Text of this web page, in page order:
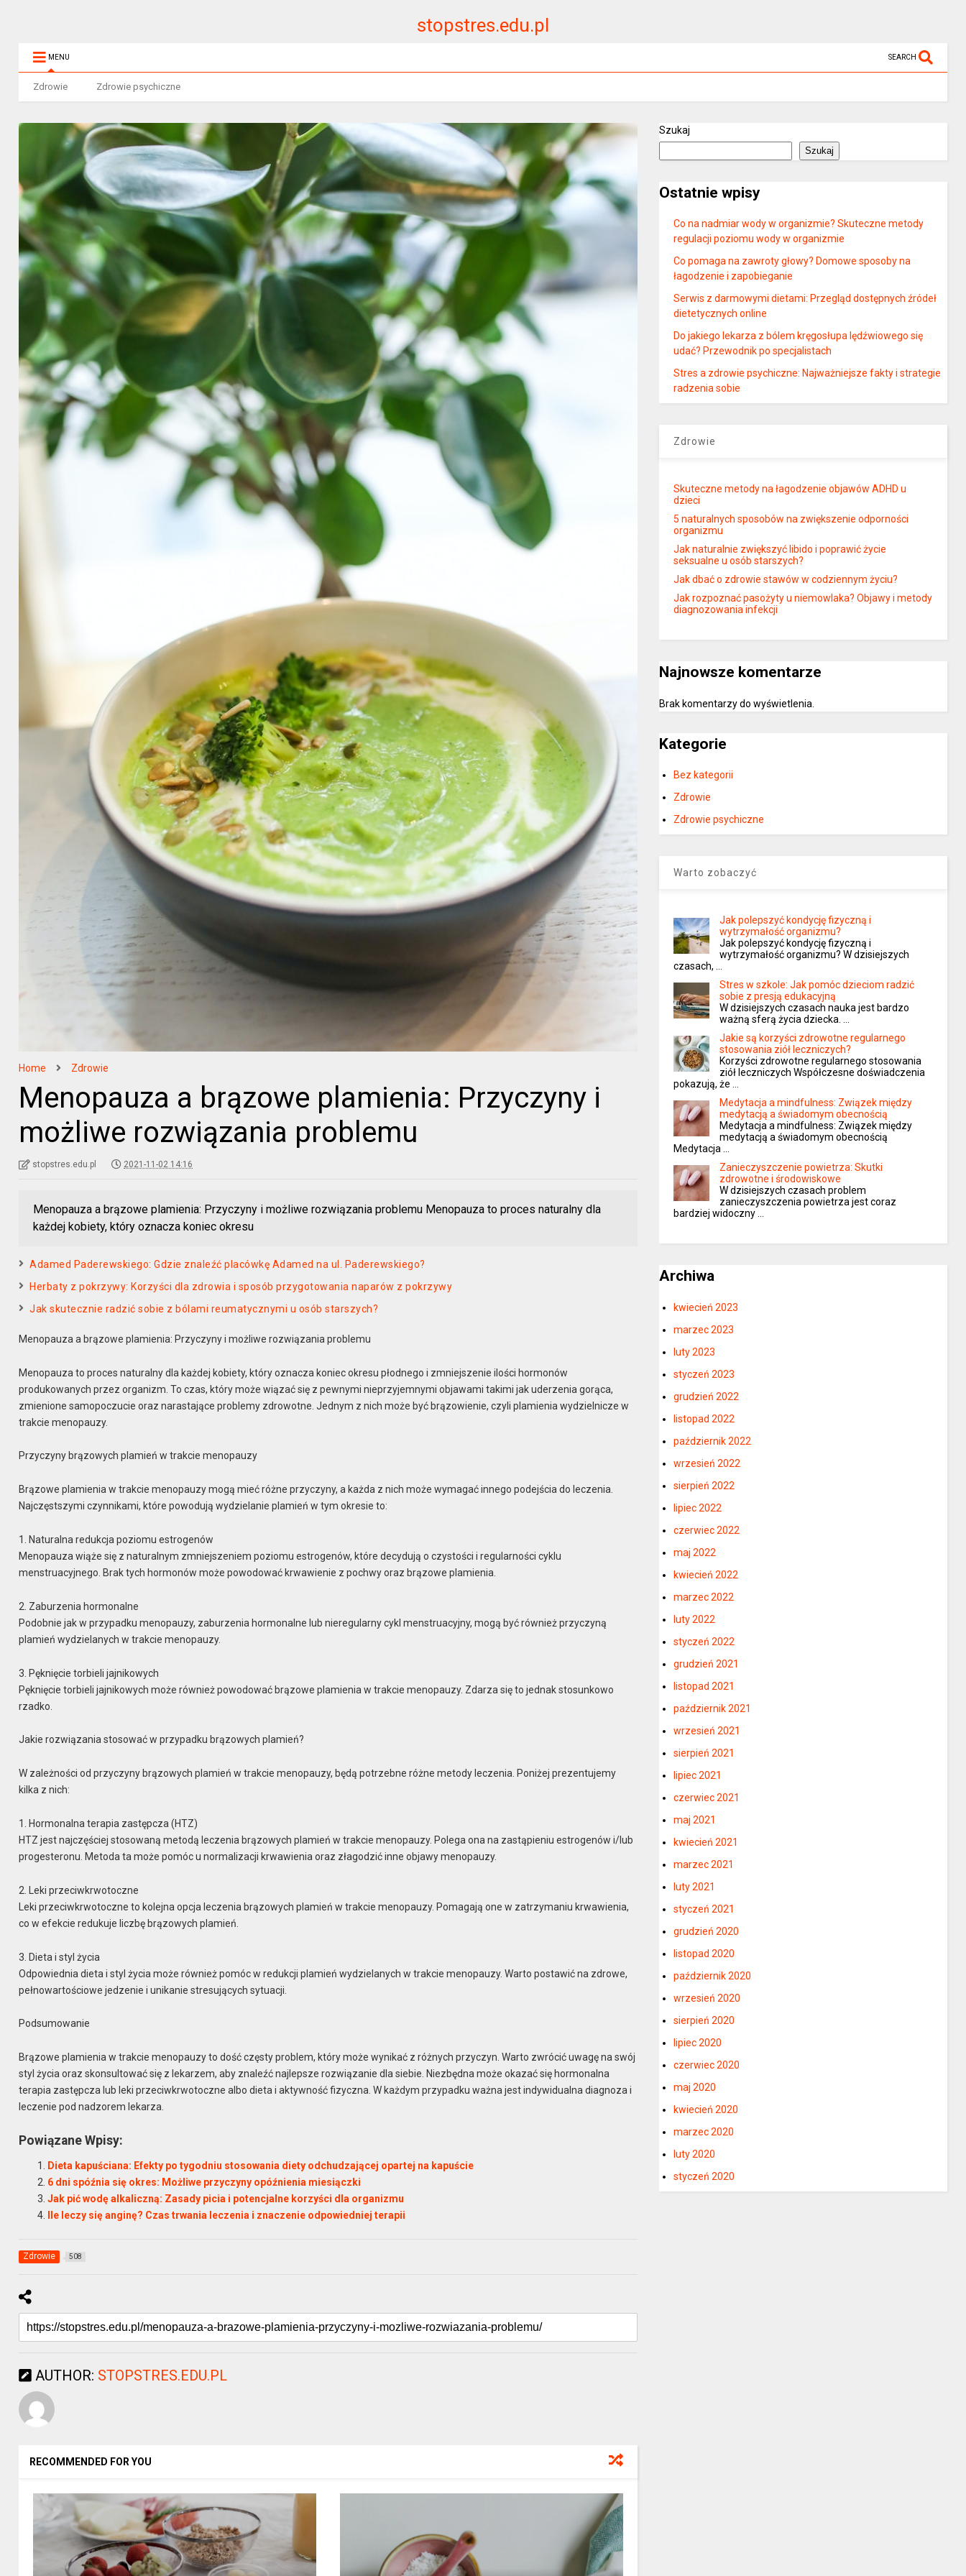
stopstres.edu.pl
MENU SEARCH
Zdrowie Zdrowie psychiczne
Home Zdrowie
Menopauza a brązowe plamienia: Przyczyny i
możliwe rozwiązania problemu
stopstres.edu.pl 2021-11-02 14:16
Menopauza a brązowe plamienia: Przyczyny i możliwe rozwiązania problemu Menopauza to proces naturalny dla
każdej kobiety, który oznacza koniec okresu
Adamed Paderewskiego: Gdzie znaleźć placówkę Adamed na ul. Paderewskiego?
Herbaty z pokrzywy: Korzyści dla zdrowia i sposób przygotowania naparów z pokrzywy
Jak skutecznie radzić sobie z bólami reumatycznymi u osób starszych?
Menopauza a brązowe plamienia: Przyczyny i możliwe rozwiązania problemu
Menopauza to proces naturalny dla każdej kobiety, który oznacza koniec okresu płodnego i zmniejszenie ilości hormonów
produkowanych przez organizm. To czas, który może wiązać się z pewnymi nieprzyjemnymi objawami takimi jak uderzenia gorąca,
zmienione samopoczucie oraz narastające problemy zdrowotne. Jednym z nich może być brązowienie, czyli plamienia wydzielnicze w
trakcie menopauzy.
Przyczyny brązowych plamień w trakcie menopauzy
Brązowe plamienia w trakcie menopauzy mogą mieć różne przyczyny, a każda z nich może wymagać innego podejścia do leczenia.
Najczęstszymi czynnikami, które powodują wydzielanie plamień w tym okresie to:
1. Naturalna redukcja poziomu estrogenów
Menopauza wiąże się z naturalnym zmniejszeniem poziomu estrogenów, które decydują o czystości i regularności cyklu
menstruacyjnego. Brak tych hormonów może powodować krwawienie z pochwy oraz brązowe plamienia.
2. Zaburzenia hormonalne
Podobnie jak w przypadku menopauzy, zaburzenia hormonalne lub nieregularny cykl menstruacyjny, mogą być również przyczyną
plamień wydzielanych w trakcie menopauzy.
3. Pęknięcie torbieli jajnikowych
Pęknięcie torbieli jajnikowych może również powodować brązowe plamienia w trakcie menopauzy. Zdarza się to jednak stosunkowo
rzadko.
Jakie rozwiązania stosować w przypadku brązowych plamień?
W zależności od przyczyny brązowych plamień w trakcie menopauzy, będą potrzebne różne metody leczenia. Poniżej prezentujemy
kilka z nich:
1. Hormonalna terapia zastępcza (HTZ)
HTZ jest najczęściej stosowaną metodą leczenia brązowych plamień w trakcie menopauzy. Polega ona na zastąpieniu estrogenów i/lub
progesteronu. Metoda ta może pomóc u normalizacji krwawienia oraz złagodzić inne objawy menopauzy.
2. Leki przeciwkrwotoczne
Leki przeciwkrwotoczne to kolejna opcja leczenia brązowych plamień w trakcie menopauzy. Pomagają one w zatrzymaniu krwawienia,
co w efekcie redukuje liczbę brązowych plamień.
3. Dieta i styl życia
Odpowiednia dieta i styl życia może również pomóc w redukcji plamień wydzielanych w trakcie menopauzy. Warto postawić na zdrowe,
pełnowartościowe jedzenie i unikanie stresujących sytuacji.
Podsumowanie
Brązowe plamienia w trakcie menopauzy to dość częsty problem, który może wynikać z różnych przyczyn. Warto zwrócić uwagę na swój
styl życia oraz skonsultować się z lekarzem, aby znaleźć najlepsze rozwiązanie dla siebie. Niezbędna może okazać się hormonalna
terapia zastępcza lub leki przeciwkrwotoczne albo dieta i aktywność fizyczna. W każdym przypadku ważna jest indywidualna diagnoza i
leczenie pod nadzorem lekarza.
Powiązane Wpisy:
Dieta kapuściana: Efekty po tygodniu stosowania diety odchudzającej opartej na kapuście
6 dni spóźnia się okres: Możliwe przyczyny opóźnienia miesiączki
Jak pić wodę alkaliczną: Zasady picia i potencjalne korzyści dla organizmu
Ile leczy się anginę? Czas trwania leczenia i znaczenie odpowiedniej terapii
Zdrowie 508
AUTHOR: STOPSTRES.EDU.PL
RECOMMENDED FOR YOU
Szukaj
Szukaj
Ostatnie wpisy
Co na nadmiar wody w organizmie? Skuteczne metody
regulacji poziomu wody w organizmie
Co pomaga na zawroty głowy? Domowe sposoby na
łagodzenie i zapobieganie
Serwis z darmowymi dietami: Przegląd dostępnych źródeł
dietetycznych online
Do jakiego lekarza z bólem kręgosłupa lędźwiowego się
udać? Przewodnik po specjalistach
Stres a zdrowie psychiczne: Najważniejsze fakty i strategie
radzenia sobie
Zdrowie
Skuteczne metody na łagodzenie objawów ADHD u
dzieci
5 naturalnych sposobów na zwiększenie odporności
organizmu
Jak naturalnie zwiększyć libido i poprawić życie
seksualne u osób starszych?
Jak dbać o zdrowie stawów w codziennym życiu?
Jak rozpoznać pasożyty u niemowlaka? Objawy i metody
diagnozowania infekcji
Najnowsze komentarze
Brak komentarzy do wyświetlenia.
Kategorie
Bez kategorii
Zdrowie
Zdrowie psychiczne
Warto zobaczyć
Jak polepszyć kondycję fizyczną i
wytrzymałość organizmu?
Jak polepszyć kondycję fizyczną i
wytrzymałość organizmu? W dzisiejszych
czasach, …
Stres w szkole: Jak pomóc dzieciom radzić
sobie z presją edukacyjną
W dzisiejszych czasach nauka jest bardzo
ważną sferą życia dziecka. …
Jakie są korzyści zdrowotne regularnego
stosowania ziół leczniczych?
Korzyści zdrowotne regularnego stosowania
ziół leczniczych Współczesne doświadczenia
pokazują, że …
Medytacja a mindfulness: Związek między
medytacją a świadomym obecnością
Medytacja a mindfulness: Związek między
medytacją a świadomym obecnością
Medytacja …
Zanieczyszczenie powietrza: Skutki
zdrowotne i środowiskowe
W dzisiejszych czasach problem
zanieczyszczenia powietrza jest coraz
bardziej widoczny …
Archiwa
kwiecień 2023
marzec 2023
luty 2023
styczeń 2023
grudzień 2022
listopad 2022
październik 2022
wrzesień 2022
sierpień 2022
lipiec 2022
czerwiec 2022
maj 2022
kwiecień 2022
marzec 2022
luty 2022
styczeń 2022
grudzień 2021
listopad 2021
październik 2021
wrzesień 2021
sierpień 2021
lipiec 2021
czerwiec 2021
maj 2021
kwiecień 2021
marzec 2021
luty 2021
styczeń 2021
grudzień 2020
listopad 2020
październik 2020
wrzesień 2020
sierpień 2020
lipiec 2020
czerwiec 2020
maj 2020
kwiecień 2020
marzec 2020
luty 2020
styczeń 2020